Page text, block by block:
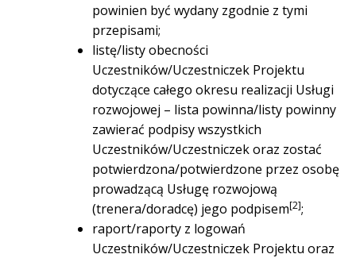
powinien być wydany zgodnie z tymi
przepisami;
listę/listy obecności
Uczestników/Uczestniczek Projektu
dotyczące całego okresu realizacji Usługi
rozwojowej – lista powinna/listy powinny
zawierać podpisy wszystkich
Uczestników/Uczestniczek oraz zostać
potwierdzona/potwierdzone przez osobę
prowadzącą Usługę rozwojową
(trenera/doradcę) jego podpisem[2];
raport/raporty z logowań
Uczestników/Uczestniczek Projektu oraz